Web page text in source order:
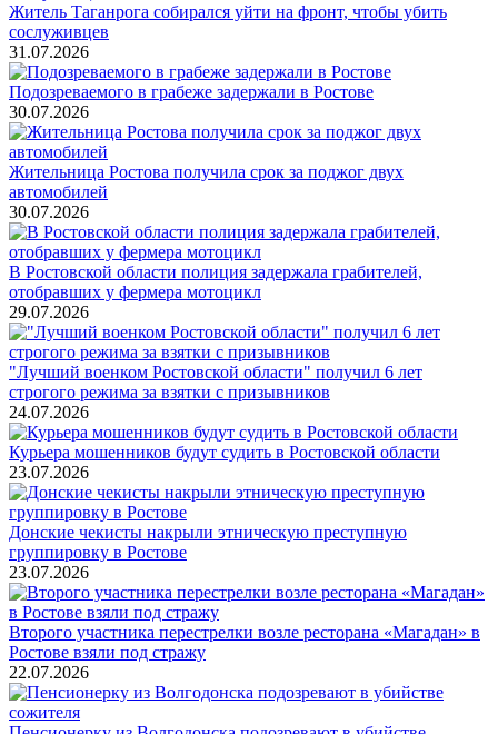
Житель Таганрога собирался уйти на фронт, чтобы убить
сослуживцев
31.07.2026
Подозреваемого в грабеже задержали в Ростове
30.07.2026
Жительница Ростова получила срок за поджог двух
автомобилей
30.07.2026
В Ростовской области полиция задержала грабителей,
отобравших у фермера мотоцикл
29.07.2026
"Лучший военком Ростовской области" получил 6 лет
строгого режима за взятки с призывников
24.07.2026
Курьера мошенников будут судить в Ростовской области
23.07.2026
Донские чекисты накрыли этническую преступную
группировку в Ростове
23.07.2026
Второго участника перестрелки возле ресторана «Магадан» в
Ростове взяли под стражу
22.07.2026